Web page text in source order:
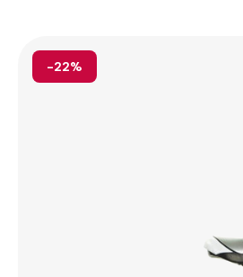
-22%